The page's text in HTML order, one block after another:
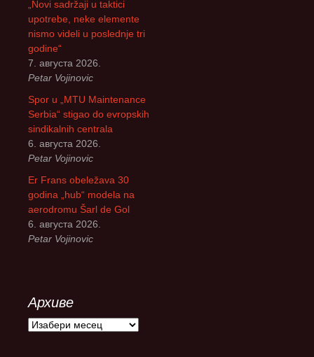
„Novi sadržaji u taktici
upotrebe, neke elemente
nismo videli u poslednje tri
godine“
7. августа 2026.
Petar Vojinovic
Spor u „MTU Maintenance
Serbia“ stigao do evropskih
sindikalnih centrala
6. августа 2026.
Petar Vojinovic
Er Frans obeležava 30
godina „hub“ modela na
aerodromu Šarl de Gol
6. августа 2026.
Petar Vojinovic
Архиве
А